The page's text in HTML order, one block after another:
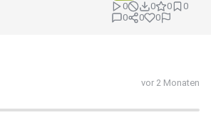
0 0 0
0
0
0 0
vor 2 Monaten